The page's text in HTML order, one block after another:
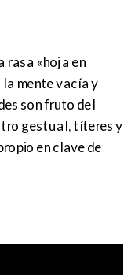
rasa «hoja en
la mente vacía y
son fruto del
gestual, títeres y
en clave de